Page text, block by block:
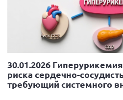
30.01.2026
риска сердечно-
требующий системного